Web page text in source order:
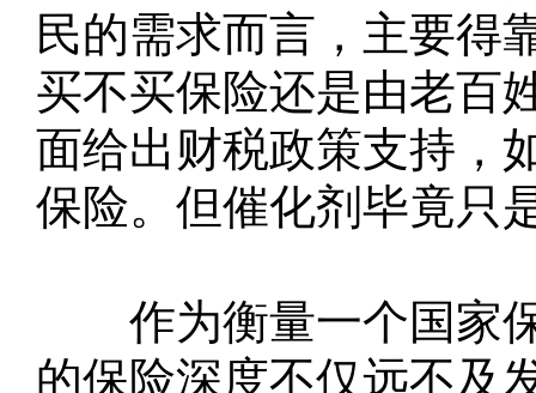
民的需求而言，主要得
买不买保险还是由老百
面给出财税政策支持，
保险。但催化剂毕竟只
作为衡量一个国家保
的保险深度不仅远不及